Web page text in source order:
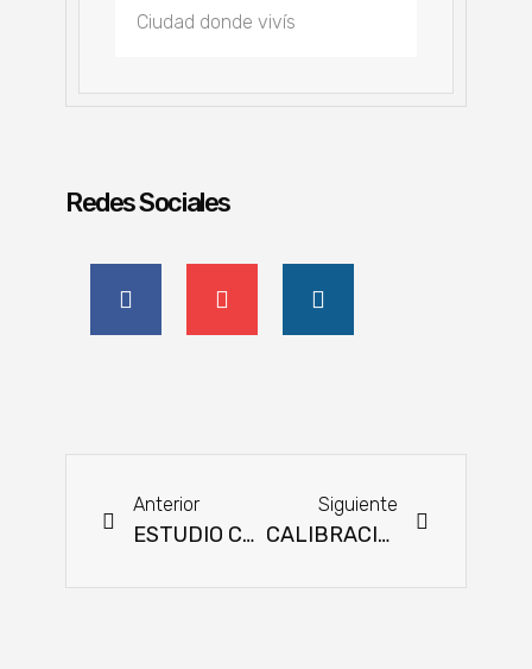
Redes Sociales
Anterior
ESTUDIO COMPARATIVO DE NUEVAS VARIEDADES DE CEBOLLA
Siguiente
CALIBRACIÓN DE PULVERIZADORES DE PRESIÓN MOTORIZADOS